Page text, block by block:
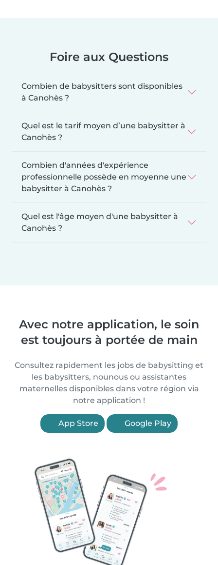
Foire aux Questions
Combien de babysitters sont disponibles
à Canohès ?
Quel est le tarif moyen d’une babysitter à
Canohès ?
Combien d'années d'expérience
professionnelle possède en moyenne une
babysitter à Canohès ?
Quel est l'âge moyen d'une babysitter à
Canohès ?
Avec notre application, le soin
est toujours à portée de main
Consultez rapidement les jobs de babysitting et
les babysitters, nounous ou assistantes
maternelles disponibles dans votre région via
notre application !
App Store Google Play